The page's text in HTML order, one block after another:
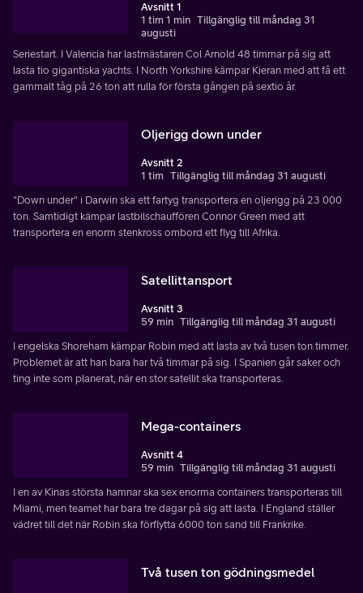
Avsnitt 1
1 tim 1 min Tillgänglig till måndag 31
augusti
Seriestart. I Valencia har lastmästaren Col Arnold 48 timmar på sig att
lasta tio gigantiska yachts. I North Yorkshire kämpar Kieran med att få ett
gammalt tåg på 26 ton att rulla för första gången på sextio år.
Oljerigg down under
Avsnitt 2
1 tim Tillgänglig till måndag 31 augusti
"Down under" i Darwin ska ett fartyg transportera en oljerigg på 23 000
ton. Samtidigt kämpar lastbilschauffören Connor Green med att
transportera en enorm stenkross ombord ett flyg till Afrika.
Satellittansport
Avsnitt 3
59 min Tillgänglig till måndag 31 augusti
I engelska Shoreham kämpar Robin med att lasta av två tusen ton timmer.
Problemet är att han bara har två timmar på sig. I Spanien går saker och
ting inte som planerat, när en stor satellit ska transporteras.
Mega-containers
Avsnitt 4
59 min Tillgänglig till måndag 31 augusti
I en av Kinas största hamnar ska sex enorma containers transporteras till
Miami, men teamet har bara tre dagar på sig att lasta. I England ställer
vädret till det när Robin ska förflytta 6000 ton sand till Frankrike.
Två tusen ton gödningsmedel